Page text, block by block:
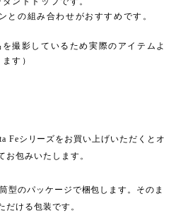
との組み合わせがおすすめです。
を撮影しているため実際のアイテムよ
す）
Feシリーズをお買い上げいただくとオ
お包みいたします。
型のパッケージで梱包します。そのま
だける包装です。